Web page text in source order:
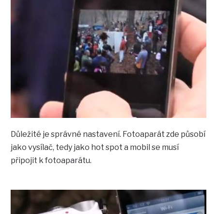
Důležité je správné nastavení. Fotoaparát zde působí
jako vysílač, tedy jako hot spot a mobil se musí
připojit k fotoaparátu.